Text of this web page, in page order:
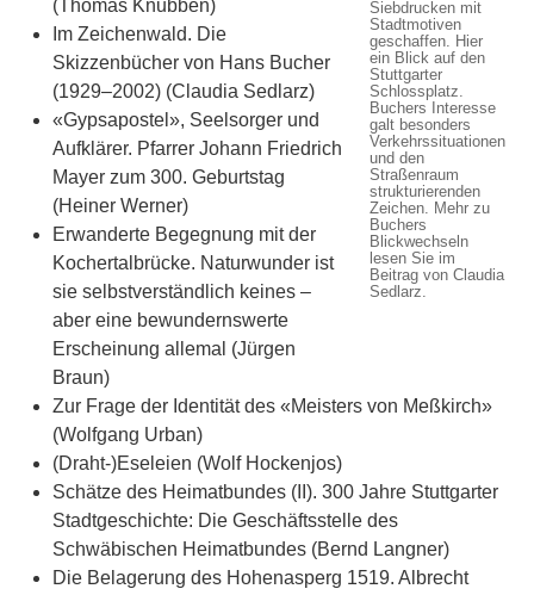
Siebdrucken mit
Stadtmotiven
geschaffen. Hier
ein Blick auf den
Stuttgarter
Schlossplatz.
Buchers Interesse
galt besonders
Verkehrssituationen
und den
Straßenraum
strukturierenden
Zeichen. Mehr zu
Buchers
Blickwechseln
lesen Sie im
Beitrag von Claudia
Sedlarz.
(Thomas Knubben)
Im Zeichenwald. Die
Skizzenbücher von Hans Bucher
(1929–2002) (Claudia Sedlarz)
«Gypsapostel», Seelsorger und
Aufklärer. Pfarrer Johann Friedrich
Mayer zum 300. Geburtstag
(Heiner Werner)
Erwanderte Begegnung mit der
Kochertalbrücke. Naturwunder ist
sie selbstverständlich keines –
aber eine bewundernswerte
Erscheinung allemal (Jürgen
Braun)
Zur Frage der Identität des «Meisters von Meßkirch»
(Wolfgang Urban)
(Draht-)Eseleien (Wolf Hockenjos)
Schätze des Heimatbundes (II). 300 Jahre Stuttgarter
Stadtgeschichte: Die Geschäftsstelle des
Schwäbischen Heimatbundes (Bernd Langner)
Die Belagerung des Hohenasperg 1519. Albrecht